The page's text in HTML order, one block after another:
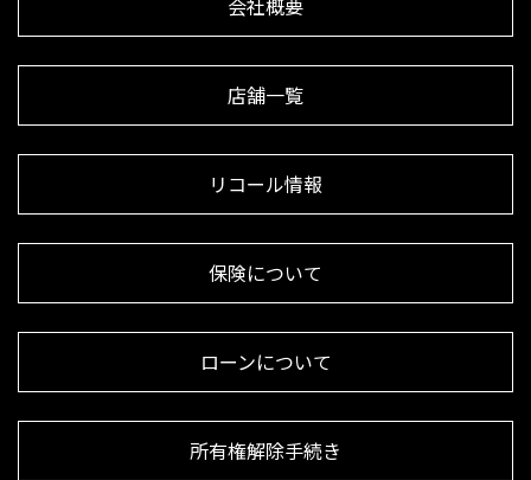
会社概要
店舗一覧
リコール情報
保険について
ローンについて
所有権解除手続き